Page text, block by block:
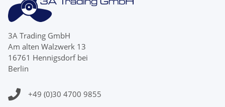
3A Trading GmbH
Am alten Walzwerk 13
16761 Hennigsdorf bei
Berlin
+49 (0)30 4700 9855